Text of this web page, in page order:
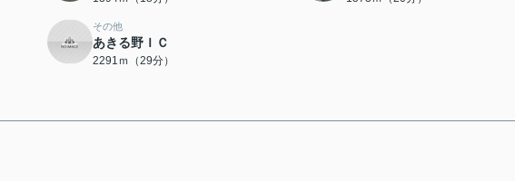
その他
あきる野ＩＣ
2291ｍ（29分）